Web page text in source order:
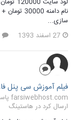
سازی...
27 اسفند 1393
فیلم آموزش سی پنل
ارسال کرد در هاستینگ